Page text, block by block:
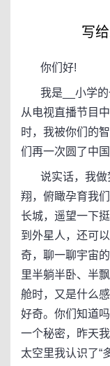
写
你们好!
我是__小学的
从电视直播节目
时，我被你们的
们再一次圆了中
说实话，我做
翔，俯瞰孕育我
长城，遥望一下
到外星人，还可
奇，聊一聊宇宙
里半躺半卧、半
舱时，又是什么
好奇。你们知道
一个秘密，昨天
太空里我认识了“